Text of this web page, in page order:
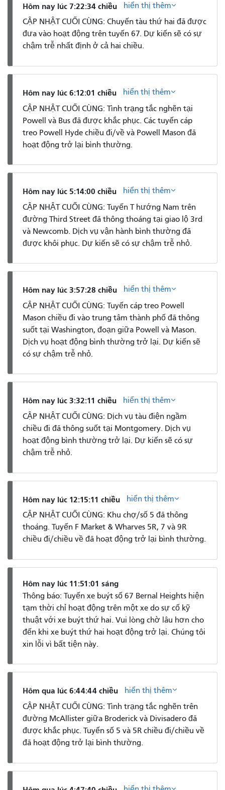
Hôm nay lúc 7:22:34 chiều
hiển thị thêm
CẬP NHẬT CUỐI CÙNG: Chuyến tàu thứ hai đã được
đưa vào hoạt động trên tuyến 67. Dự kiến ​​sẽ có sự
chậm trễ nhất định ở cả hai chiều.
Hôm nay lúc 6:12:01 chiều
hiển thị thêm
CẬP NHẬT CUỐI CÙNG: Tình trạng tắc nghẽn tại
Powell và Bus đã được khắc phục. Các tuyến cáp
treo Powell Hyde chiều đi/về và Powell Mason đã
hoạt động trở lại bình thường.
Hôm nay lúc 5:14:00 chiều
hiển thị thêm
CẬP NHẬT CUỐI CÙNG: Tuyến T hướng Nam trên
đường Third Street đã thông thoáng tại giao lộ 3rd
và Newcomb. Dịch vụ vận hành bình thường đã
được khôi phục. Dự kiến ​​sẽ có sự chậm trễ nhỏ.
Hôm nay lúc 3:57:28 chiều
hiển thị thêm
CẬP NHẬT CUỐI CÙNG: Tuyến cáp treo Powell
Mason chiều đi vào trung tâm thành phố đã thông
suốt tại Washington, đoạn giữa Powell và Mason.
Dịch vụ hoạt động bình thường trở lại. Dự kiến ​​sẽ
có sự chậm trễ nhỏ.
Hôm nay lúc 3:32:11 chiều
hiển thị thêm
CẬP NHẬT CUỐI CÙNG: Dịch vụ tàu điện ngầm
chiều đi đã thông suốt tại Montgomery. Dịch vụ
hoạt động bình thường trở lại. Dự kiến ​​sẽ có sự
chậm trễ nhỏ.
Hôm nay lúc 12:15:11 chiều
hiển thị thêm
CẬP NHẬT CUỐI CÙNG: Khu chợ/số 5 đã thông
thoáng. Tuyến F Market & Wharves 5R, 7 và 9R
chiều đi/chiều về đã hoạt động trở lại bình thường.
Hôm nay lúc 11:51:01 sáng
Thông báo: Tuyến xe buýt số 67 Bernal Heights hiện
tạm thời chỉ hoạt động trên một xe do sự cố kỹ
thuật với xe buýt thứ hai. Vui lòng chờ lâu hơn cho
đến khi xe buýt thứ hai hoạt động trở lại. Chúng tôi
xin lỗi vì bất tiện này.
Hôm qua lúc 6:44:44 chiều
hiển thị thêm
CẬP NHẬT CUỐI CÙNG: Tình trạng tắc nghẽn trên
đường McAllister giữa Broderick và Divisadero đã
được khắc phục. Tuyến số 5 và 5R chiều đi/chiều về
đã hoạt động trở lại bình thường.